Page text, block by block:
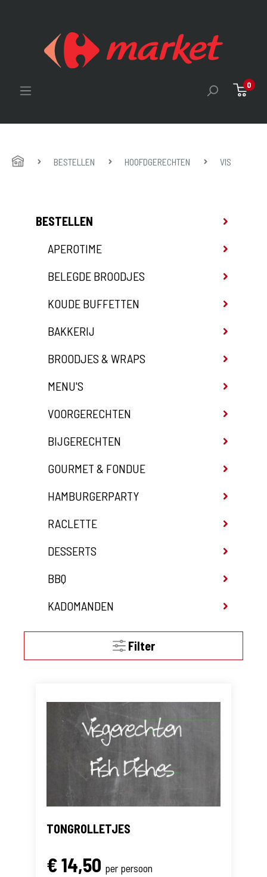
0
BESTELLEN HOOFDGERECHTEN VIS
BESTELLEN
APEROTIME
BELEGDE BROODJES
KOUDE BUFFETTEN
BAKKERIJ
BROODJES & WRAPS
MENU'S
VOORGERECHTEN
BIJGERECHTEN
GOURMET & FONDUE
HAMBURGERPARTY
RACLETTE
DESSERTS
BBQ
KADOMANDEN
Filter
TONGROLLETJES
€ 14,50 per persoon